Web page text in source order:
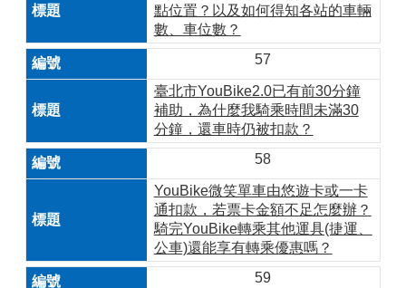
點位置？以及如何得知各站的車輛
數、車位數？
57
臺北市YouBike2.0已有前30分鐘
補助，為什麼我騎乘時間未滿30
分鐘，還車時仍被扣款？
58
YouBike微笑單車由悠遊卡或一卡
通扣款，若票卡金額不足怎麼辦？
騎完YouBike轉乘其他運具(捷運、
公車)還能享有轉乘優惠嗎？
59